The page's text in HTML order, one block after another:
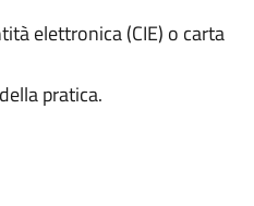
elettronica (CIE) o carta
pratica.